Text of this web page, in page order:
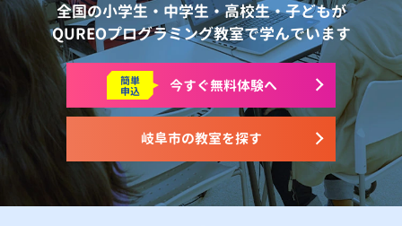
全国の小学生・中学生・高校生・子どもが
QUREOプログラミング教室で学んでいます
岐阜市の教室を探す
簡単
申込 今すぐ無料体験へ